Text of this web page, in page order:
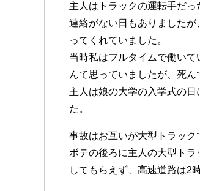
主人はトラックの運転手だっ
連絡がない日もありました
ってくれていました。
当時私はフルタイムで働い
んて思っていましたが、死
主人は娘の大学の入学式の
た。
事故はお互いが大型トラッ
ボテの後ろに主人の大型ト
してもらえず、高速道路は2